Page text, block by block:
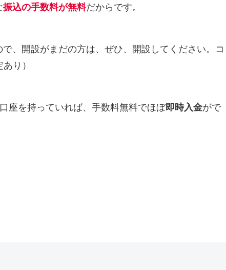
振込の手数料が無料だからです。
、開設がまだの方は、ぜひ、開設してください。コ
り）
座を持っていれば、手数料無料でほぼ即時入金がで